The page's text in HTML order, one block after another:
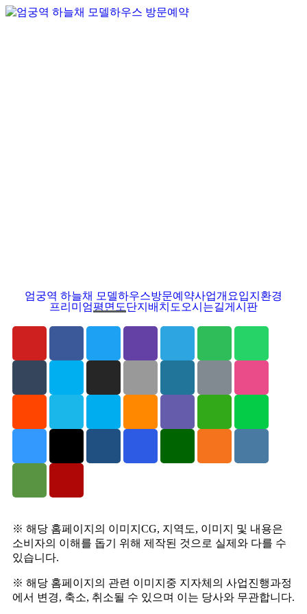
엄궁역 하늘채 모델하우스방문예약사업개요입지환경
프리미엄평면도단지배치도 오시는길게시판
※ 해당 홈페이지의 이미지CG, 지역도, 이미지 및 내용은
소비자의 이해를 돕기 위해 제작된 것으로 실제와 다를 수
있습니다.
※ 해당 홈페이지의 관련 이미지중 지자체의 사업진행과정
에서 변경, 축소, 취소될 수 있으며 이는 당사와 무관합니다.